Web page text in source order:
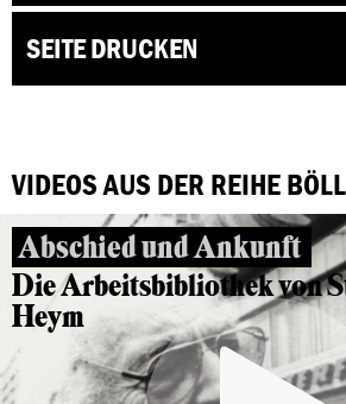
SEITE DRUCKEN
VIDEOS AUS DER REIHE
Abschied und Ankunft
Die Arbeitsbibliothek von
Heym